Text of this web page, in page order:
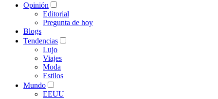
Opinión
Editorial
Pregunta de hoy
Blogs
Tendencias
Lujo
Viajes
Moda
Estilos
Mundo
EEUU